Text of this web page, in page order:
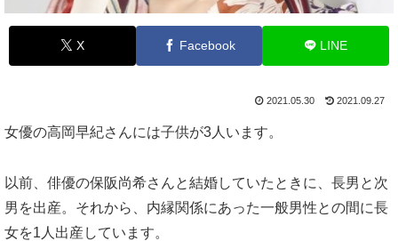
X Facebook LINE
2021.05.30 2021.09.27
女優の高岡早紀さんには子供が3人います。
以前、俳優の保阪尚希さんと結婚していたときに、長男と次
男を出産。それから、内縁関係にあった一般男性との間に長
女を1人出産しています。